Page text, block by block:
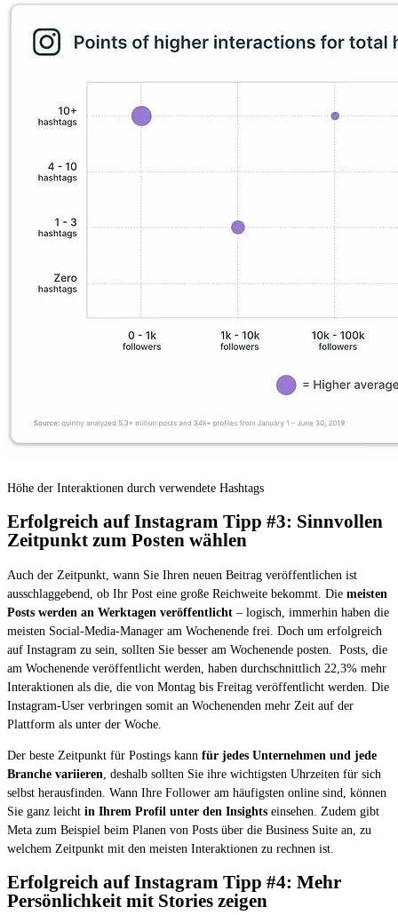
Höhe der Interaktionen durch verwendete Hashtags
Erfolgreich auf Instagram Tipp #3: Sinnvollen
Zeitpunkt zum Posten wählen
Auch der Zeitpunkt, wann Sie Ihren neuen Beitrag veröffentlichen ist
ausschlaggebend, ob Ihr Post eine große Reichweite bekommt. Die meisten
Posts werden an Werktagen veröffentlicht – logisch, immerhin haben die
meisten Social-Media-Manager am Wochenende frei. Doch um erfolgreich
auf Instagram zu sein, sollten Sie besser am Wochenende posten. Posts, die
am Wochenende veröffentlicht werden, haben durchschnittlich 22,3% mehr
Interaktionen als die, die von Montag bis Freitag veröffentlicht werden. Die
Instagram-User verbringen somit an Wochenenden mehr Zeit auf der
Plattform als unter der Woche.
Der beste Zeitpunkt für Postings kann für jedes Unternehmen und jede
Branche variieren , deshalb sollten Sie ihre wichtigsten Uhrzeiten für sich
selbst herausfinden. Wann Ihre Follower am häufigsten online sind, können
Sie ganz leicht in Ihrem Profil unter den Insights einsehen. Zudem gibt
Meta zum Beispiel beim Planen von Posts über die Business Suite an, zu
welchem Zeitpunkt mit den meisten Interaktionen zu rechnen ist.
Erfolgreich auf Instagram Tipp #4: Mehr
Persönlichkeit mit Stories zeigen